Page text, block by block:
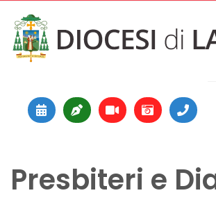
Main Navigation
Presbiteri e